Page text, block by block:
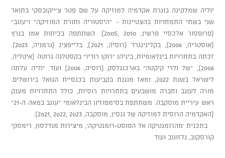
יוליה שמלקינה בוגרת אקדמיה למוזיקה על שם פטר צ'ייקובסקי בתואר
שני בשתי התמחויות בהצטיינות - "היסטוריה ותורת המוזיקה" ו"עוגב"
(פרופסור אלכסיי פרשין, 2010 ,2005). השתתפה בכיתות אמן בגרץ
(אוסטריה, 2006), בקלינינגרד (רוסיה, 2021), בלייפציג (גרמניה, 2023).
זכתה בתחרויות בינלאומיות, ביניהן "רוקו רודיו" בקסטלנה גרוטה (איטליה,
2006), "של ולרי קיקטה" בארכנגלסק (רוסיה, 2006) ועוד. יוליה עלתה
לישראל בשנת 2022, ומאז מנגנת בקביעות בכנסיית הגואל בירושלים.
מורה לעוגב וחברה מושבעים בתחרויות רוסיות, כולל התחרויות מענק
ראש עיריית מוסקבה. משתתפת בסימפוזיון הבינלאומי "עוגב במאה ה-21"
(האקדמיה הרוסית למוזיקה של גנסין, מוסקבה, 2023 ,2022 ,2021).
בתכנית 'מהרומנטיקה אל הפוסט-רומנטיקה', מיצירות מנדלסון, רימסקי
קורסקוב, גלזונוב ועוד